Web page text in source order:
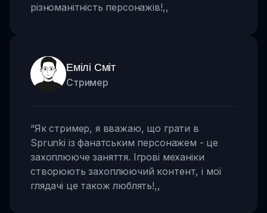
різноманітність персонажів!,,
Емілі Сміт
Стример
“Як стример, я вважаю, що грати в
Sprunki із фанатським персонажем - це
захоплююче заняття. Ігрові механіки
створюють захоплюючий контент, і мої
глядачі це також люблять!,,